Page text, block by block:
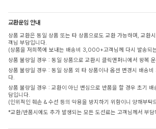
교환운임 안내
상품 교환은 동일 상품 또는 타 상품으로도 교환 가능하며, 교
객님 부담입니다.
(상품을 저희쪽에 보내는 배송비 3,000+고객님께 다시 발송
상품 불량일 경우 : 동일 상품으로 교환시 클릭앤퍼니에서 왕복
상품 불량일 경우 : 동일 상품 외 타 상품이나 옵션 변경시 배송
다.
상품 불량일 경우 : 교환이 아닌 변심으로 반품을 할 경우 초기
담입니다.
(인위적인 훼손 & 수선 등의 악용을 방지하기 위함이니 양해부탁
*교환/반품시에도 추가 발생되는 모든 도선료는 고객님께서 부담